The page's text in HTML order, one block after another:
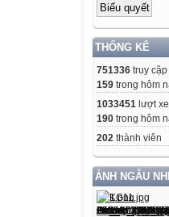
THỐNG KÊ
751336 truy
159 trong hôm
1033451 lượt
190 trong hôm
202 thành viên
ẢNH NGẪU